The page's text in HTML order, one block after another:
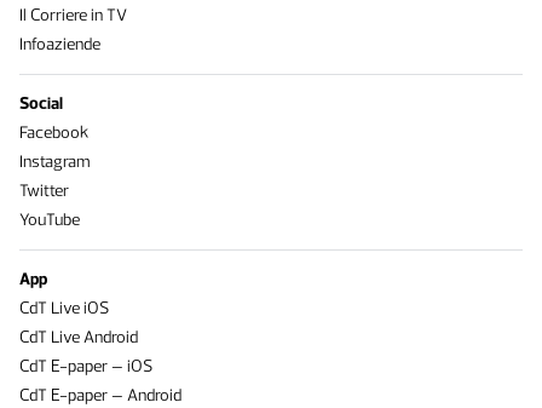
Il Corriere in TV
Infoaziende
Social
Facebook
Instagram
Twitter
YouTube
App
CdT Live iOS
CdT Live Android
CdT E-paper – iOS
CdT E-paper – Android